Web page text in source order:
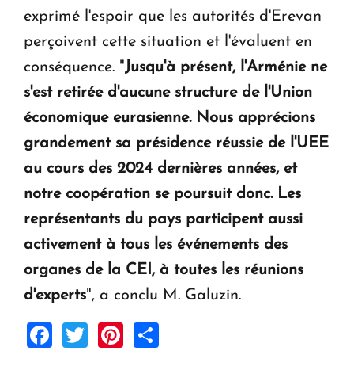
exprimé l'espoir que les autorités d'Erevan
perçoivent cette situation et l'évaluent en
conséquence. "Jusqu'à présent, l'Arménie ne
s'est retirée d'aucune structure de l'Union
économique eurasienne. Nous apprécions
grandement sa présidence réussie de l'UEE
au cours des 2024 dernières années, et
notre coopération se poursuit donc. Les
représentants du pays participent aussi
activement à tous les événements des
organes de la CEI, à toutes les réunions
d'experts", a conclu M. Galuzin.
Facebook
TwitterPinterest